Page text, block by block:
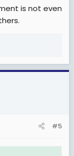
is not even
#5